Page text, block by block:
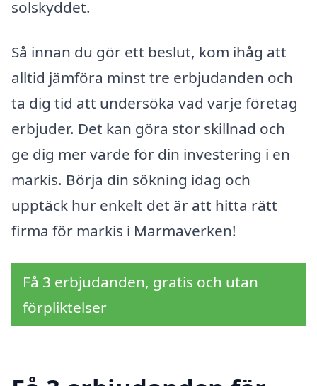
solskyddet.
Så innan du gör ett beslut, kom ihåg att
alltid jämföra minst tre erbjudanden och
ta dig tid att undersöka vad varje företag
erbjuder. Det kan göra stor skillnad och
ge dig mer värde för din investering i en
markis. Börja din sökning idag och
upptäck hur enkelt det är att hitta rätt
firma för markis i Marmaverken!
Få 3 erbjudanden, gratis och utan
förpliktelser